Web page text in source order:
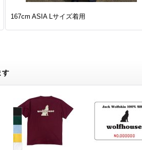
167cm ASIA Lサイズ着用
す